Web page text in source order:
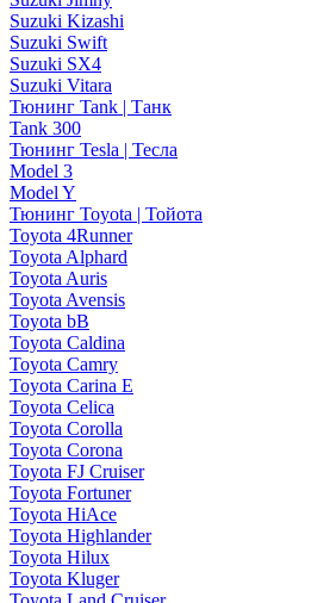
Suzuki Kizashi
Suzuki Swift
Suzuki SX4
Suzuki Vitara
Тюнинг Tank | Танк
Tank 300
Тюнинг Tesla | Тесла
Model 3
Model Y
Тюнинг Toyota | Тойота
Toyota 4Runner
Toyota Alphard
Toyota Auris
Toyota Avensis
Toyota bB
Toyota Caldina
Toyota Camry
Toyota Carina E
Toyota Celica
Toyota Corolla
Toyota Corona
Toyota FJ Cruiser
Toyota Fortuner
Toyota HiAce
Toyota Highlander
Toyota Hilux
Toyota Kluger